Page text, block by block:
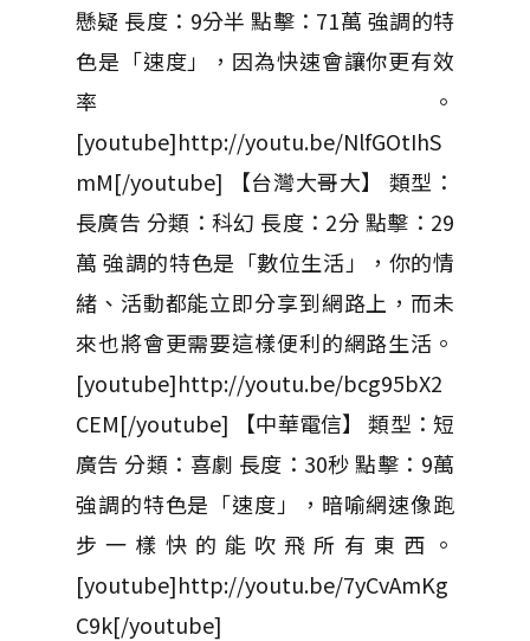
懸疑 長度：9分半 點擊：71萬 強調的特
色是「速度」，因為快速會讓你更有效
率。
[youtube]http://youtu.be/NlfGOtIhS
mM[/youtube] 【台灣大哥大】 類型：
長廣告 分類：科幻 長度：2分 點擊：29
萬 強調的特色是「數位生活」，你的情
緒、活動都能立即分享到網路上，而未
來也將會更需要這樣便利的網路生活。
[youtube]http://youtu.be/bcg95bX2
CEM[/youtube] 【中華電信】 類型：短
廣告 分類：喜劇 長度：30秒 點擊：9萬
強調的特色是「速度」，暗喻網速像跑
步一樣快的能吹飛所有東西。
[youtube]http://youtu.be/7yCvAmKg
C9k[/youtube]